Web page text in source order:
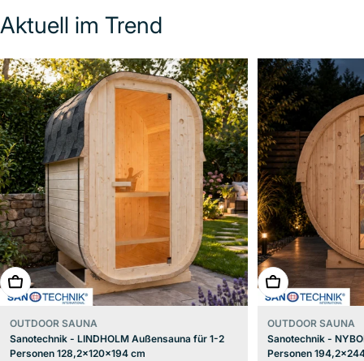
Aktuell im Trend
In den Warenkorb
OUTDOOR SAUNA
Sanotechnik - LINDHOLM Außensauna für 1-2
Personen 128,2x120x194 cm
In den
OUTDOOR SAUNA
Sanotechnik -
Personen